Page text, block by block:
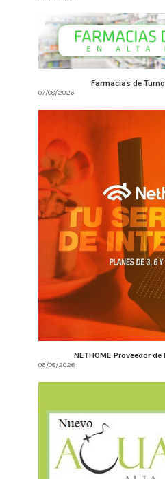
Farmacias de
07/08/2026
NETHOME Proveedor de
06/08/2026